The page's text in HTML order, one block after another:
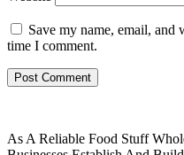
Save my name, email, and
time I comment.
As A Reliable Food Stuff